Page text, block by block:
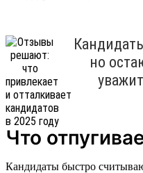
но
Что
Кандидаты быстро